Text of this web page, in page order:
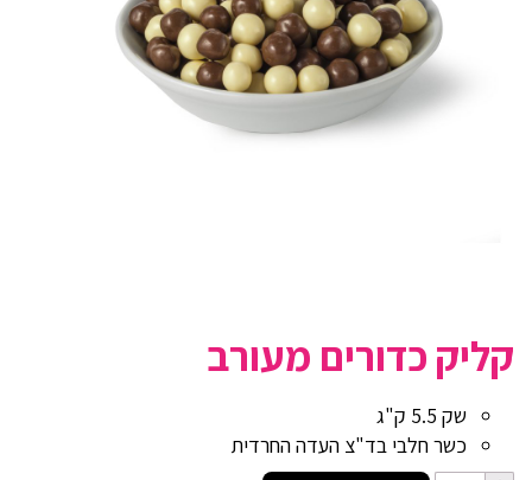
קליק כדורים מעורב
שק 5.5 ק"ג
כשר חלבי בד"צ העדה החרדית